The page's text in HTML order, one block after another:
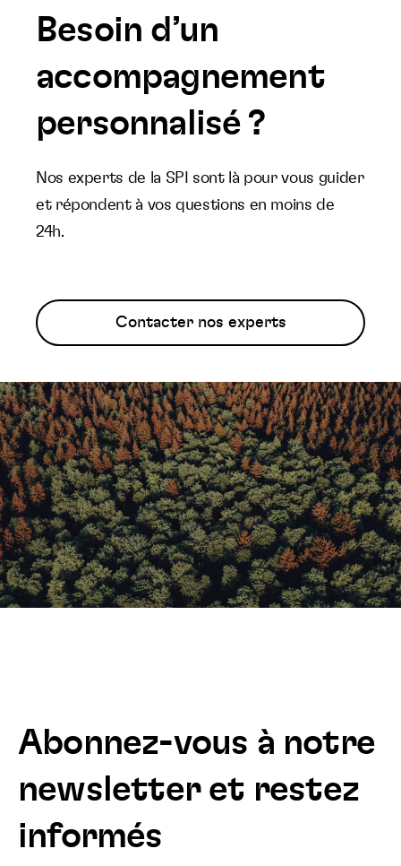
Besoin d’un
accompagnement
personnalisé ?
Nos experts de la SPI sont là pour vous guider
et répondent à vos questions en moins de
24h.
Contacter nos experts
Abonnez-vous à notre
newsletter et restez
informés